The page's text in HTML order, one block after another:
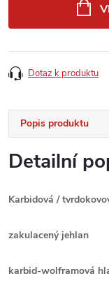
Dotaz k produktu
Popis produktu
Detailní
Karbidová /
zakulacený jehlan
karbid-wolframová